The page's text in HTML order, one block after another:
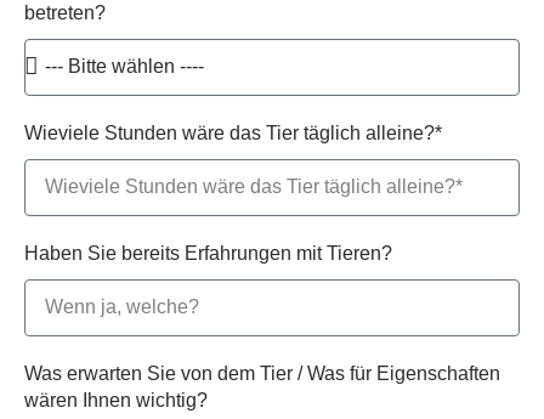
betreten?
Wieviele Stunden wäre das Tier täglich alleine?*
Haben Sie bereits Erfahrungen mit Tieren?
Was erwarten Sie von dem Tier / Was für Eigenschaften
wären Ihnen wichtig?